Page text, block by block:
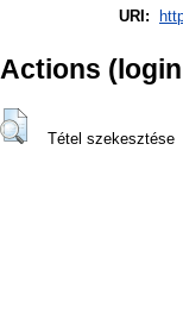
URI:
Actions
Tétel szekesztése